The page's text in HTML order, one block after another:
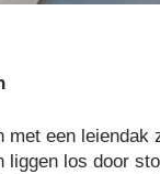
met een leiendak
liggen los door